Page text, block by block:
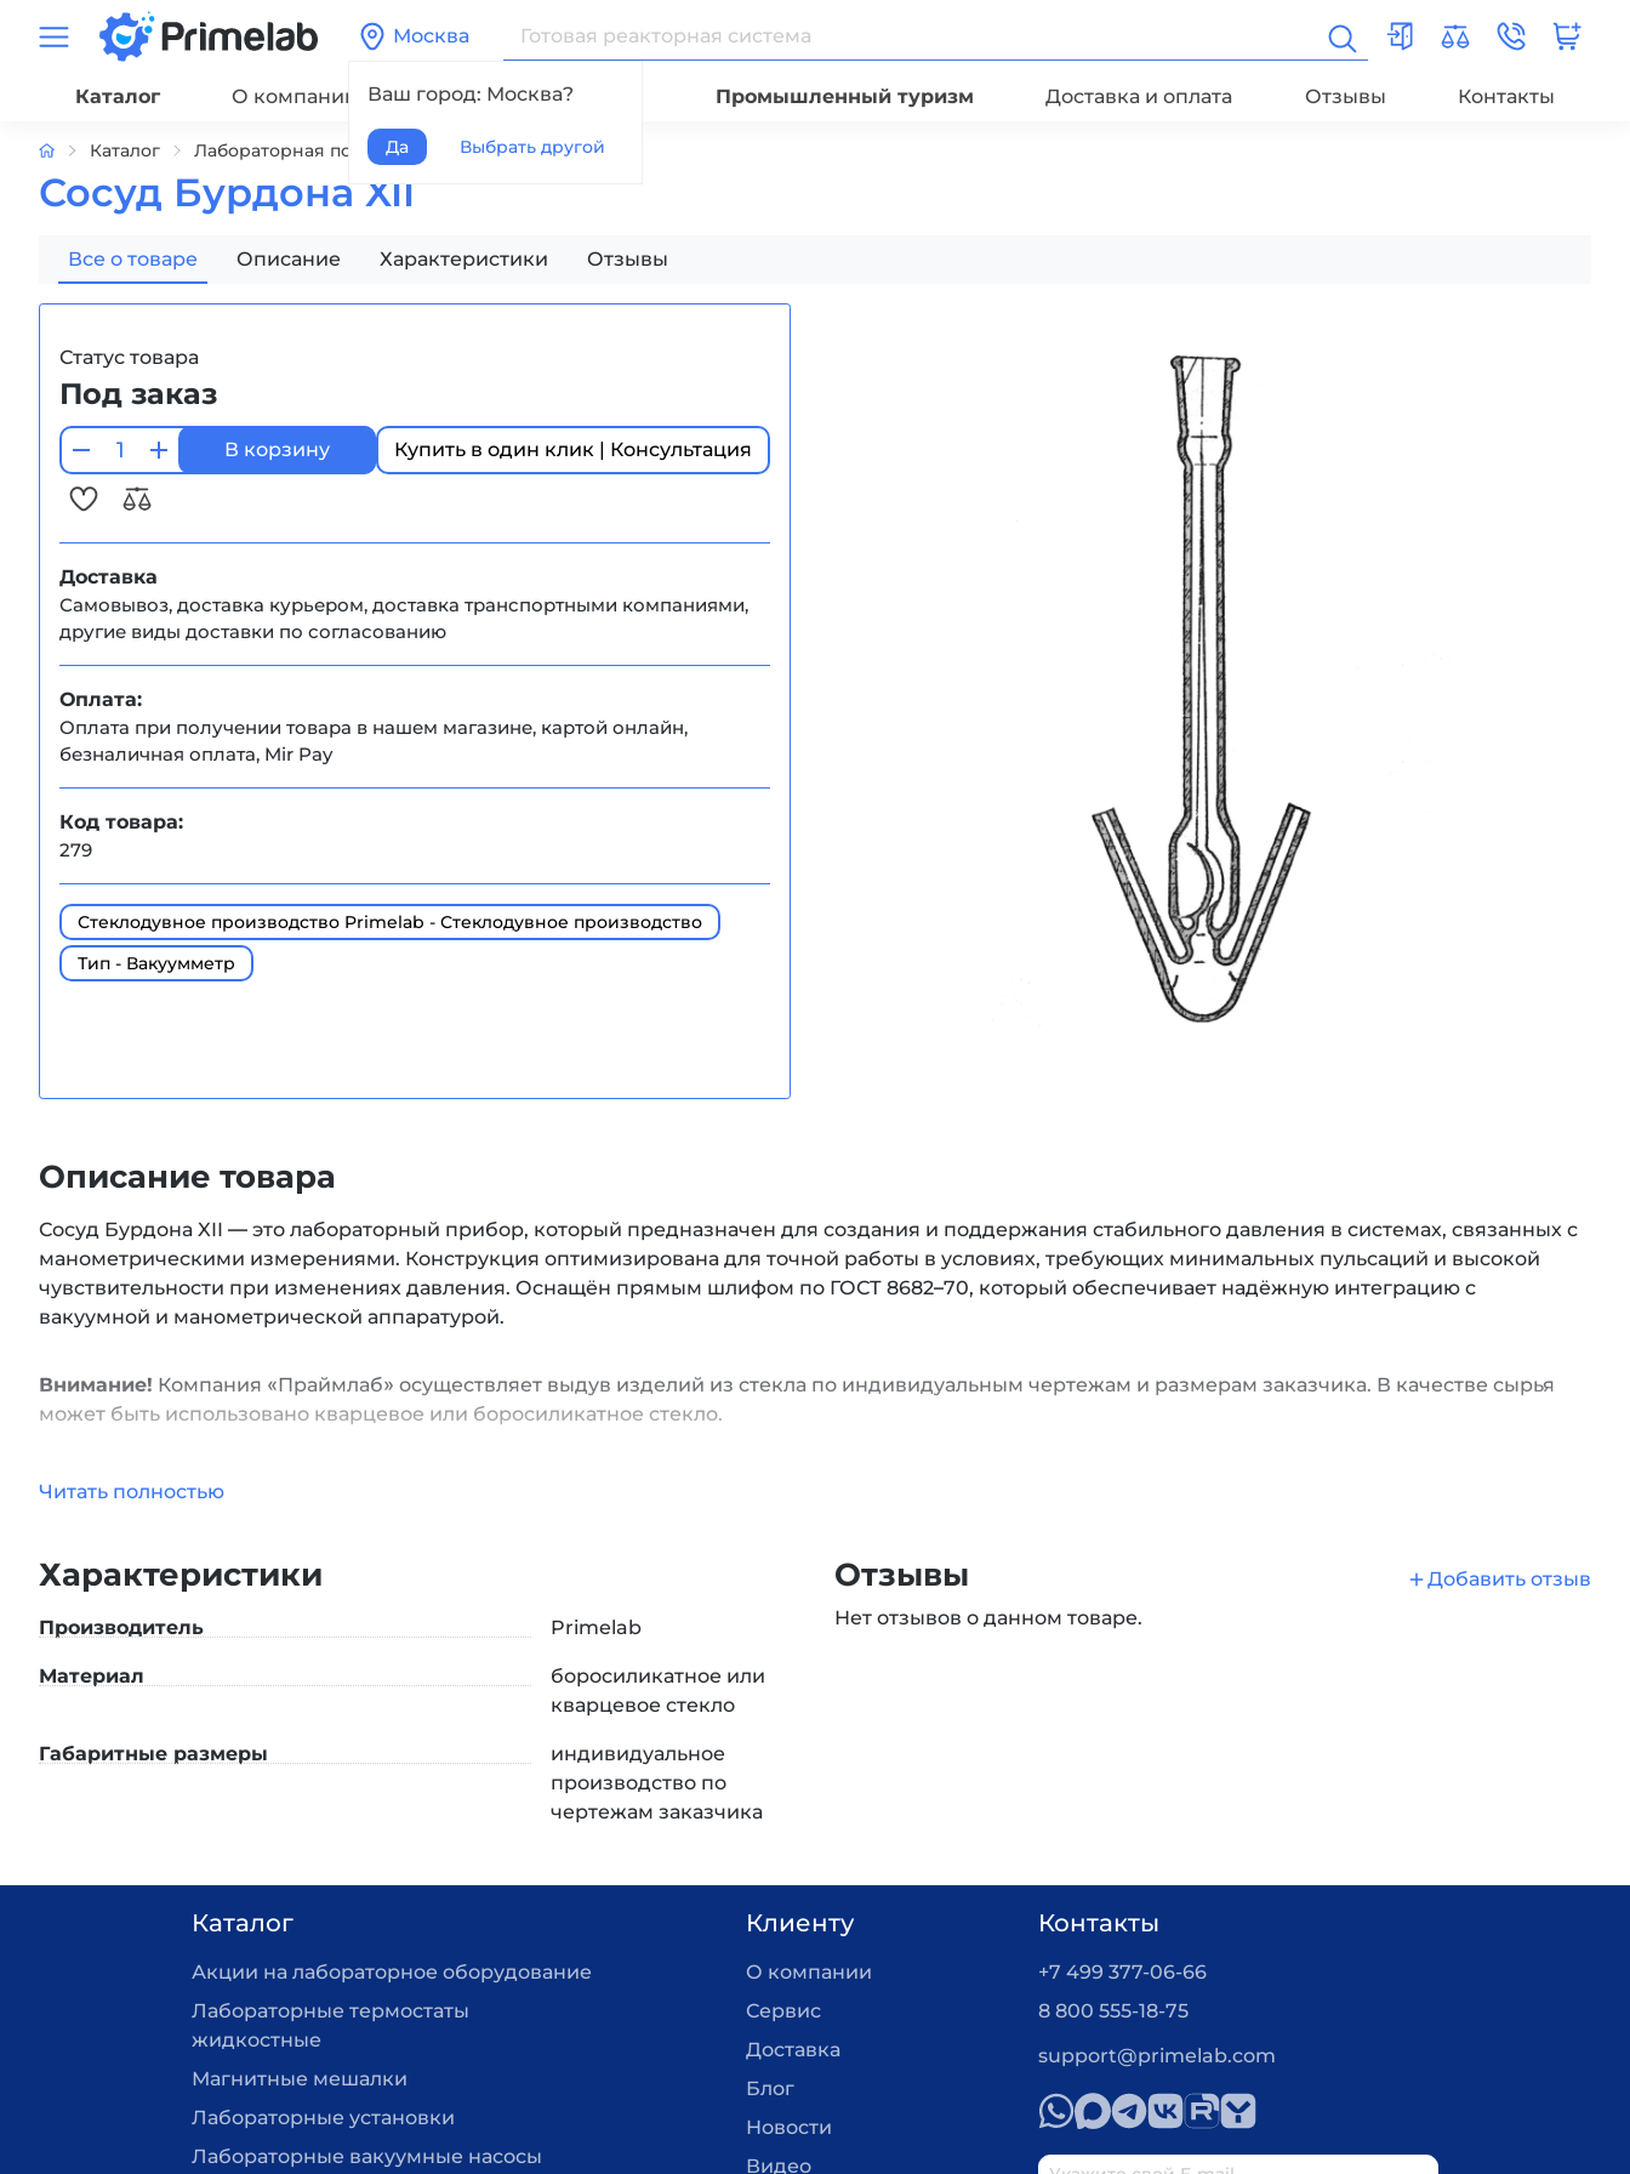
Москва
Ваш город: Москва?
Да Выбрать другой
Каталог О компании Сервис Промышленный туризм Доставка и оплата Отзывы Контакты
Каталог Лабораторная посуда Сосуд Бурдона XII
Сосуд Бурдона XII
Все о товаре Описание Характеристики Отзывы
Статус товара
Под заказ
В корзину Купить в один клик | Консультация
Доставка
Самовывоз, доставка курьером, доставка транспортными компаниями,
другие виды доставки по согласованию
Оплата:
Оплата при получении товара в нашем магазине, картой онлайн,
безналичная оплата, Mir Pay
Код товара:
279
Стеклодувное производство Primelab - Стеклодувное производство
Тип - Вакуумметр
Описание товара
Сосуд Бурдона XII — это лабораторный прибор, который предназначен для создания и поддержания стабильного давления в системах, связанных с
манометрическими измерениями. Конструкция оптимизирована для точной работы в условиях, требующих минимальных пульсаций и высокой
чувствительности при изменениях давления. Оснащён прямым шлифом по ГОСТ 8682–70, который обеспечивает надёжную интеграцию с
вакуумной и манометрической аппаратурой.
Внимание! Компания «Праймлаб» осуществляет выдув изделий из стекла по индивидуальным чертежам и размерам заказчика. В качестве сырья
может быть использовано кварцевое или боросиликатное стекло.
Читать полностью
Характеристики
Производитель Primelab
Материал
боросиликатное или
кварцевое стекло
Габаритные размеры
индивидуальное
производство по
чертежам заказчика
Отзывы
Добавить отзыв
Нет отзывов о данном товаре.
Каталог
Акции на лабораторное оборудование
Лабораторные термостаты
жидкостные
Магнитные мешалки
Лабораторные установки
Лабораторные вакуумные насосы
Клиенту
О компании
Сервис
Доставка
Блог
Новости
Видео
Контакты
+7 499 377-06-66
8 800 555-18-75
support@primelab.com